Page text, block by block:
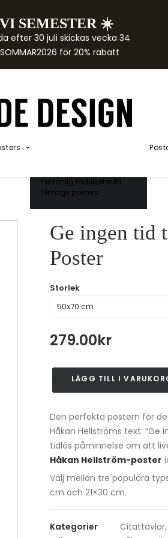
SEMESTER ☀️
efter 30 juli skickas vecka 34
för 20% rabatt
Akvarellposters
Personlig födelsetavla
Vintage posters
Ge ingen tid
Poster
Storlek
279.00kr
ingen
till
ånger
-
Håkan
Hellström
Poster
LÄGG TILL I
Den perfekta postern för
Håkan Hellströms text:
tidlös påminnelse om att
Håkan Hellström-poster
Välj mellan tre populära
cm och 21×30 cm.
Kategorier Citattavlor,